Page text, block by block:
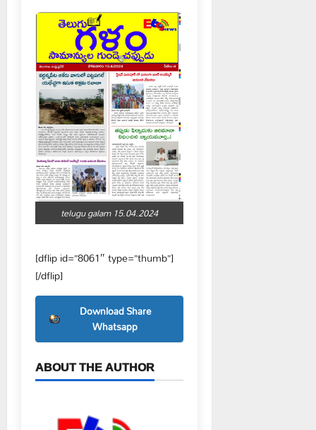
telugu galam 15.04.2024
[dflip id=”8061″ type=”thumb”]
[/dflip]
Download Share
Whatsapp
ABOUT THE AUTHOR